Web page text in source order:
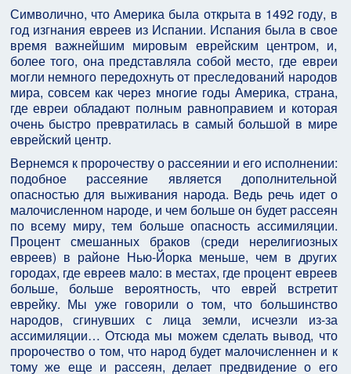
Символично, что Америка была открыта в 1492 году, в
год изгнания евреев из Испании. Испания была в свое
время важнейшим мировым еврейским центром, и,
более того, она представляла собой место, где евреи
могли немного передохнуть от преследований народов
мира, совсем как через многие годы Америка, страна,
где евреи обладают полным равноправием и которая
очень быстро превратилась в самый большой в мире
еврейский центр.
Вернемся к пророчеству о рассеянии и его исполнении:
подобное рассеяние является дополнительной
опасностью для выживания народа. Ведь речь идет о
малочисленном народе, и чем больше он будет рассеян
по всему миру, тем больше опасность ассимиляции.
Процент смешанных браков (среди нерелигиозных
евреев) в районе Нью-Йорка меньше, чем в других
городах, где евреев мало: в местах, где процент евреев
больше, больше вероятность, что еврей встретит
еврейку. Мы уже говорили о том, что большинство
народов, сгинувших с лица земли, исчезли из-за
ассимиляции… Отсюда мы можем сделать вывод, что
пророчество о том, что народ будет малочисленнен и к
тому же еще и рассеян, делает предвидение о его